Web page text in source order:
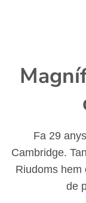
Fa 29
Cambridge.
Riudoms hem
de